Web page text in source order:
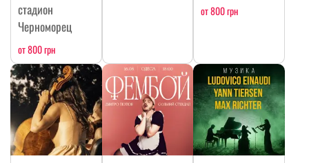
стадион
Черноморец
от 800 грн
от 800 грн